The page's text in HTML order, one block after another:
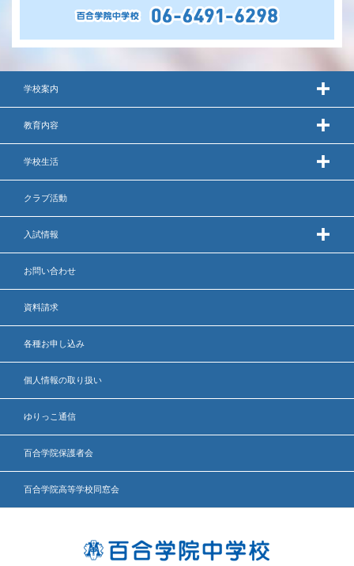
学校案内
教育内容
学校生活
クラブ活動
入試情報
お問い合わせ
資料請求
各種お申し込み
個人情報の取り扱い
ゆりっこ通信
百合学院保護者会
百合学院高等学校同窓会